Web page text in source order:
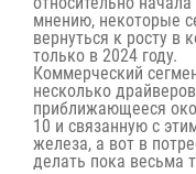
мнению, некоторые
вернуться к росту в
только в 2024 году.
Коммерческий
несколько
приближающееся
10 и связанную с
железа, а вот в
делать пока весьма